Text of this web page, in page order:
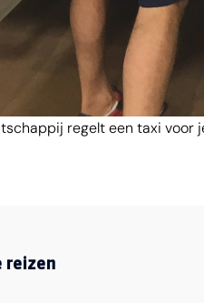
regelt een taxi voor
reizen